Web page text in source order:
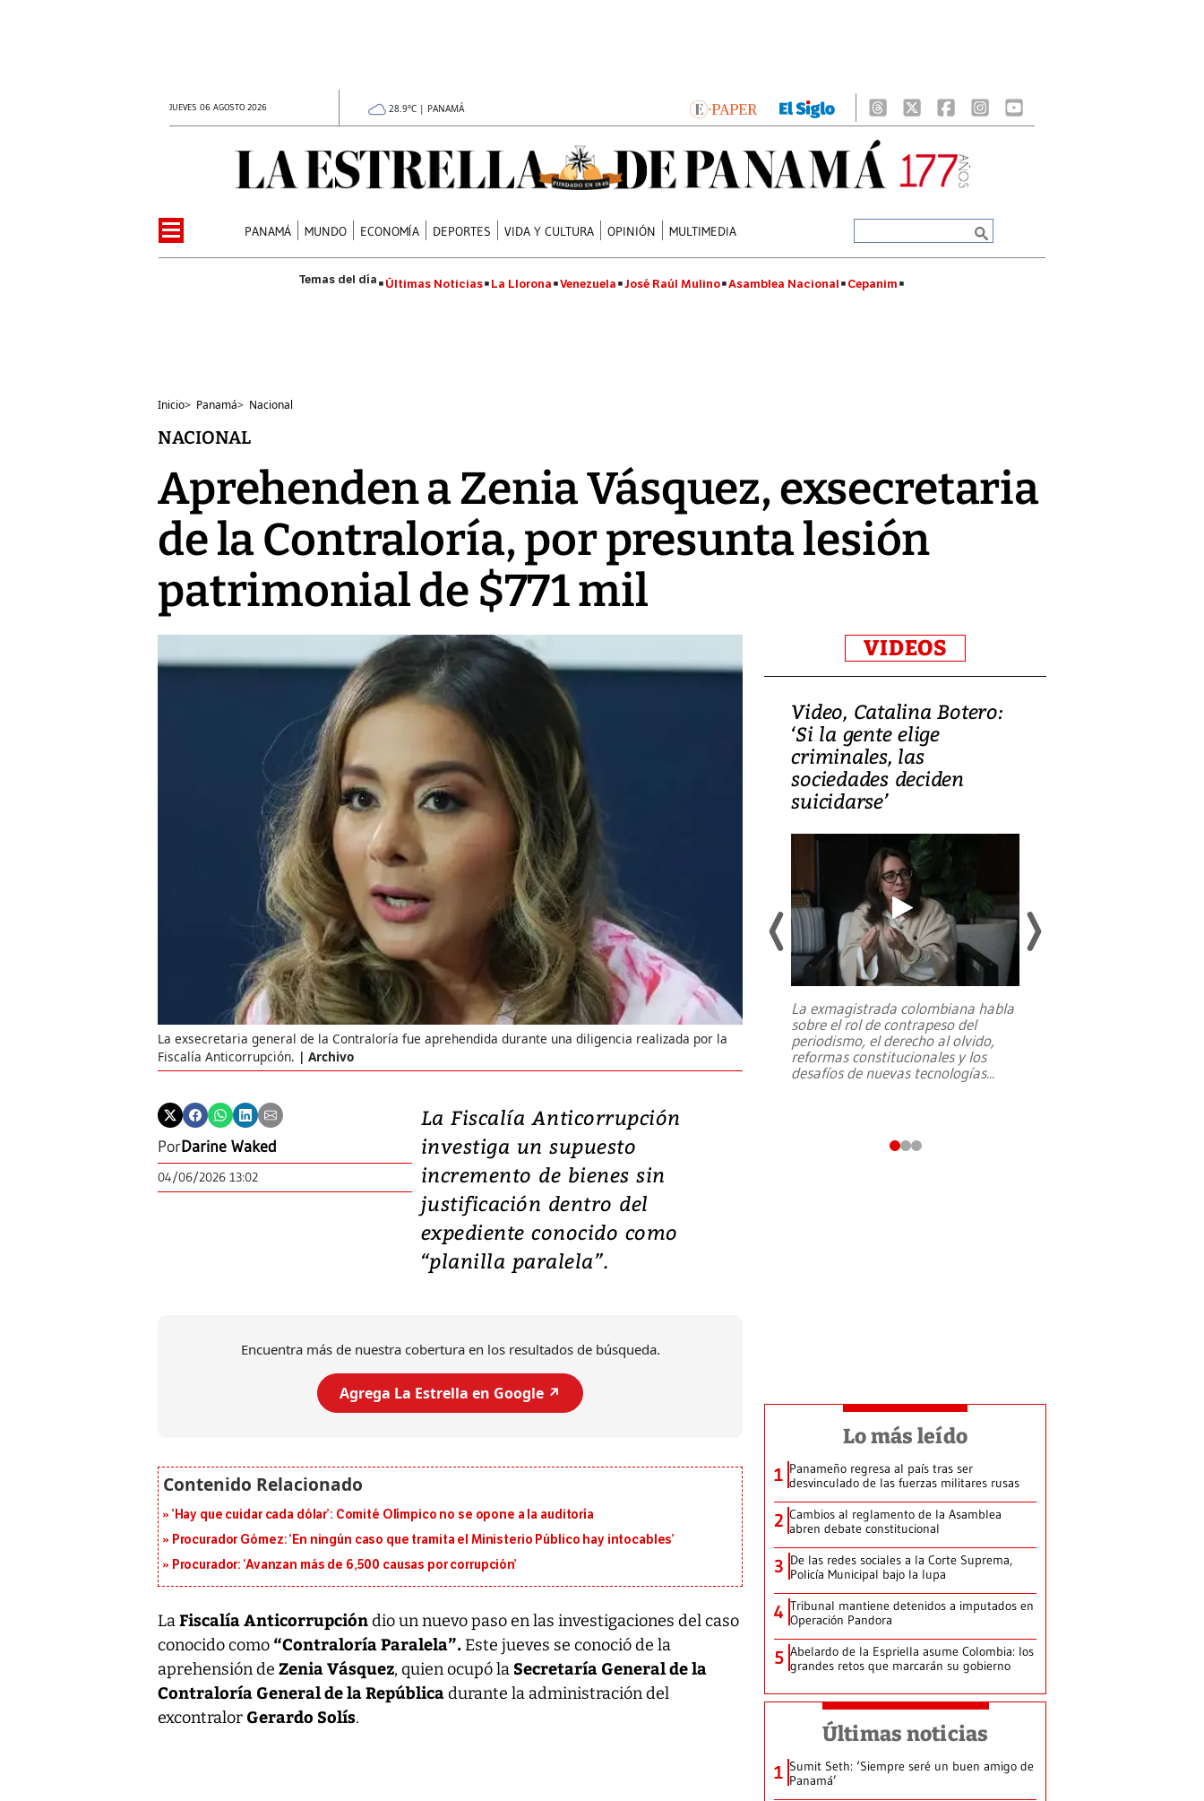
JUEVES 06 AGOSTO 2026 28.9°C | PANAMÁ
PANAMÁ MUNDO ECONOMÍA DEPORTES VIDA Y CULTURA OPINIÓN MULTIMEDIA
Últimas Noticias La Llorona Venezuela José Raúl Mulino Asamblea Nacional Cepanim
Inicio> Panamá> Nacional
NACIONAL
Aprehenden a Zenia Vásquez, exsecretaria
de la Contraloría, por presunta lesión
patrimonial de $771 mil
La exsecretaria general de la Contraloría fue aprehendida durante una diligencia realizada por la
Fiscalía Anticorrupción.
Archivo
PorDarine Waked
04/06/2026 13:02
La Fiscalía Anticorrupción
investiga un supuesto
incremento de bienes sin
justificación dentro del
expediente conocido como
“planilla paralela”.
Encuentra más de nuestra cobertura en los resultados de búsqueda.
Agrega La Estrella en Google ↗️
‘Hay que cuidar cada dólar’: Comité Olímpico no se opone a la auditoría
Procurador Gómez: ‘En ningún caso que tramita el Ministerio Público hay intocables’
Procurador: ‘Avanzan más de 6,500 causas por corrupción’
LaFiscalía Anticorrupcióndio un nuevo paso en las investigaciones del caso
conocido como “Contraloría Paralela”.Este jueves se conoció de la
aprehensión de Zenia Vásquez, quien ocupó la Secretaría General de la
Contraloría General de la Repúblicadurante la administración del
excontralor Gerardo Solís.
VIDEOS
Video, Japón: Terremoto
deja heridos y graves
daños en Kumamoto
Un fuerte terremoto de magnitud
7,1 se registró este martes 28 de
julio en la prefectura de Kumamoto,
al sur de Japón, provocando una
emergencia de gran...
Video, Catalina Botero:
‘Si la gente elige
criminales, las
sociedades deciden
suicidarse’
La exmagistrada colombiana habla
sobre el rol de contrapeso del
periodismo, el derecho al olvido,
reformas constitucionales y los
desafíos de nuevas tecnologías...
Lo más leído
1 Panameño regresa al país tras ser
desvinculado de las fuerzas militares rusas
2 Cambios al reglamento de la Asamblea
abren debate constitucional
3 De las redes sociales a la Corte Suprema,
Policía Municipal bajo la lupa
4 Tribunal mantiene detenidos a imputados en
Operación Pandora
5 Abelardo de la Espriella asume Colombia: los
grandes retos que marcarán su gobierno
Últimas noticias
1 Sumit Seth: ‘Siempre seré un buen amigo de
Panamá’